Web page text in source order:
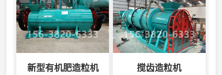
新型有机肥造粒机 搅齿造粒机